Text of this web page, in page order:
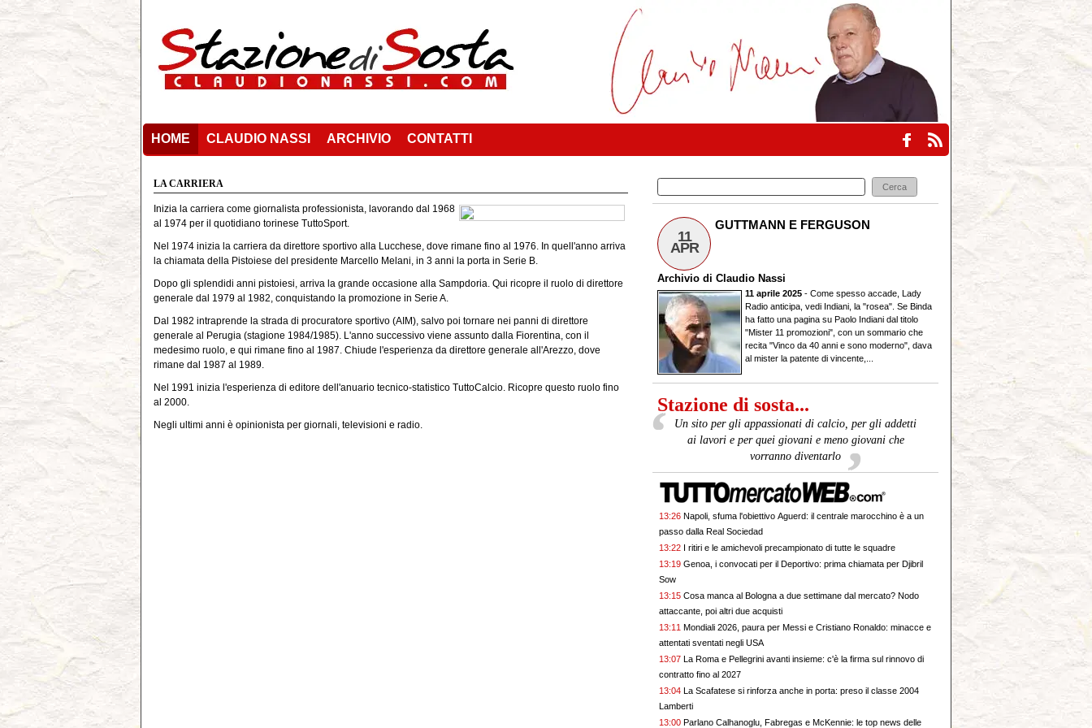
HOME CLAUDIO NASSI ARCHIVIO CONTATTI
LA CARRIERA
Inizia la carriera come giornalista professionista, lavorando dal 1968
al 1974 per il quotidiano torinese TuttoSport.
Nel 1974 inizia la carriera da direttore sportivo alla Lucchese, dove rimane fino al 1976. In quell'anno arriva
la chiamata della Pistoiese del presidente Marcello Melani, in 3 anni la porta in Serie B.
Dopo gli splendidi anni pistoiesi, arriva la grande occasione alla Sampdoria. Qui ricopre il ruolo di direttore
generale dal 1979 al 1982, conquistando la promozione in Serie A.
Dal 1982 intraprende la strada di procuratore sportivo (AIM), salvo poi tornare nei panni di direttore
generale al Perugia (stagione 1984/1985). L'anno successivo viene assunto dalla Fiorentina, con il
medesimo ruolo, e qui rimane fino al 1987. Chiude l'esperienza da direttore generale all'Arezzo, dove
rimane dal 1987 al 1989.
Nel 1991 inizia l'esperienza di editore dell'anuario tecnico-statistico TuttoCalcio. Ricopre questo ruolo fino
al 2000.
Negli ultimi anni è opinionista per giornali, televisioni e radio.
11
APR
GUTTMANN E FERGUSON
Archivio di Claudio Nassi
11 aprile 2025 - Come spesso accade, Lady
Radio anticipa, vedi Indiani, la "rosea". Se Binda
ha fatto una pagina su Paolo Indiani dal titolo
"Mister 11 promozioni", con un sommario che
recita "Vinco da 40 anni e sono moderno", dava
al mister la patente di vincente,...
Stazione di sosta...
Un sito per gli appassionati di calcio, per gli addetti
ai lavori e per quei giovani e meno giovani che
vorranno diventarlo
13:26 Napoli, sfuma l'obiettivo Aguerd: il centrale marocchino è a un
passo dalla Real Sociedad
13:22 I ritiri e le amichevoli precampionato di tutte le squadre
13:19 Genoa, i convocati per il Deportivo: prima chiamata per Djibril
Sow
13:15 Cosa manca al Bologna a due settimane dal mercato? Nodo
attaccante, poi altri due acquisti
13:11 Mondiali 2026, paura per Messi e Cristiano Ronaldo: minacce e
attentati sventati negli USA
13:07 La Roma e Pellegrini avanti insieme: c'è la firma sul rinnovo di
contratto fino al 2027
13:04 La Scafatese si rinforza anche in porta: preso il classe 2004
Lamberti
13:00 Parlano Calhanoglu, Fabregas e McKennie: le top news delle